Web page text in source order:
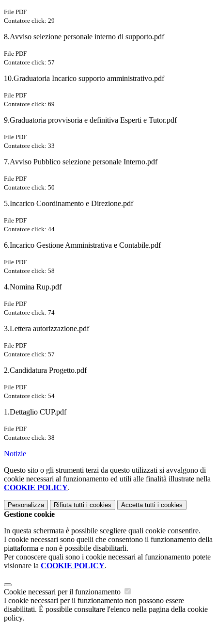
File PDF
Contatore click: 29
8.Avviso selezione personale interno di supporto.pdf
File PDF
Contatore click: 57
10.Graduatoria Incarico supporto amministrativo.pdf
File PDF
Contatore click: 69
9.Graduatoria provvisoria e definitiva Esperti e Tutor.pdf
File PDF
Contatore click: 33
7.Avviso Pubblico selezione personale Interno.pdf
File PDF
Contatore click: 50
5.Incarico Coordinamento e Direzione.pdf
File PDF
Contatore click: 44
6.Incarico Gestione Amministrativa e Contabile.pdf
File PDF
Contatore click: 58
4.Nomina Rup.pdf
File PDF
Contatore click: 74
3.Lettera autorizzazione.pdf
File PDF
Contatore click: 57
2.Candidatura Progetto.pdf
File PDF
Contatore click: 54
1.Dettaglio CUP.pdf
File PDF
Contatore click: 38
Notizie
Questo sito o gli strumenti terzi da questo utilizzati si avvalgono di
cookie necessari al funzionamento ed utili alle finalità illustrate nella
COOKIE POLICY.
Personalizza Rifiuta tutti i cookies Accetta tutti i cookies
Gestione cookie
In questa schermata è possibile scegliere quali cookie consentire.
I cookie necessari sono quelli che consentono il funzionamento della
piattaforma e non è possibile disabilitarli.
Per conoscere quali sono i cookie necessari al funzionamento potete
visionare la COOKIE POLICY.
Cookie necessari per il funzionamento
I cookie necessari per il funzionamento non possono essere
disabilitati. È possibile consultare l'elenco nella pagina della cookie
policy.